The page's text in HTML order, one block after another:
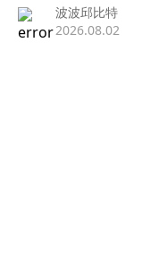
波波邱比特
2026.08.02